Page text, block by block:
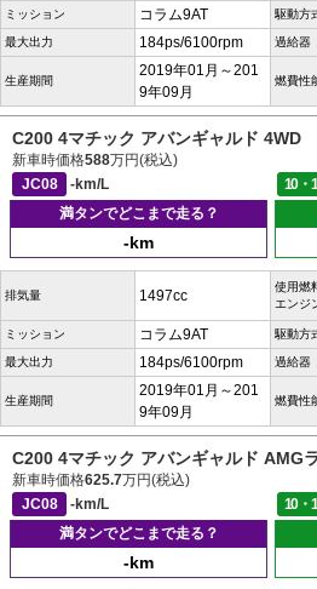
ミッション コラム9AT 駆動方
最大出力 184ps/6100rpm 過給器
生産期間
2019年01月～201
9年09月
燃費性
C200 4マチック アバンギャルド 4WD
新車時価格588万円(税込)
JC08
-km/L 10・
満タンでどこまで走る？
-km
排気量 1497cc
使用燃
エンジ
ミッション コラム9AT 駆動方
最大出力 184ps/6100rpm 過給器
生産期間
2019年01月～201
9年09月
燃費性
C200 4マチック アバンギャルド AMG
新車時価格625.7万円(税込)
JC08
-km/L 10・
満タンでどこまで走る？
-km